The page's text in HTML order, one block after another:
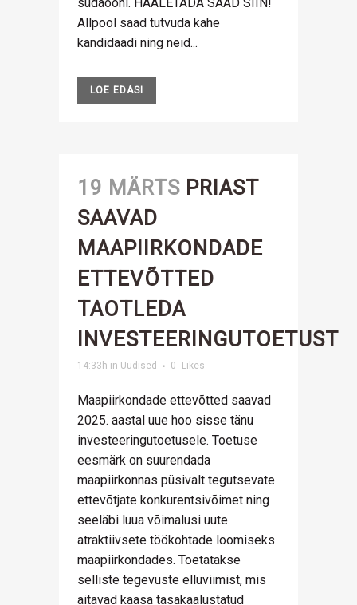
Allpool saad tutvuda kahe
kandidaadi ning neid...
LOE EDASI
19 MÄRTS PRIAST
SAAVAD
MAAPIIRKONDADE
ETTEVÕTTED
TAOTLEDA
INVESTEERINGUTOETUST
14:33h in Uudised 0 Likes
Maapiirkondade ettevõtted saavad
2025. aastal uue hoo sisse tänu
investeeringutoetusele. Toetuse
eesmärk on suurendada
maapiirkonnas püsivalt tegutsevate
ettevõtjate konkurentsivõimet ning
seeläbi luua võimalusi uute
atraktiivsete töökohtade loomiseks
maapiirkondades. Toetatakse
selliste tegevuste elluviimist, mis
aitavad kaasa tasakaalustatud